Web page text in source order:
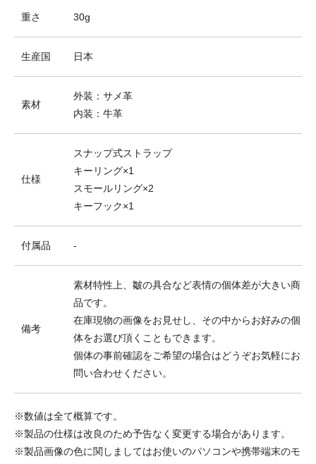
重さ 30g
生産国 日本
素材
外装：サメ革
内装：牛革
仕様
スナップ式ストラップ
キーリング×1
スモールリング×2
キーフック×1
付属品 -
備考
素材特性上、皺の具合など表情の個体差が大きい商
品です。
在庫現物の画像をお見せし、その中からお好みの個
体をお選び頂くこともできます。
個体の事前確認をご希望の場合はどうぞお気軽にお
問い合わせください。
※数値は全て概算です。
※製品の仕様は改良のため予告なく変更する場合があります。
※製品画像の色に関しましてはお使いのパソコンや携帯端末のモ